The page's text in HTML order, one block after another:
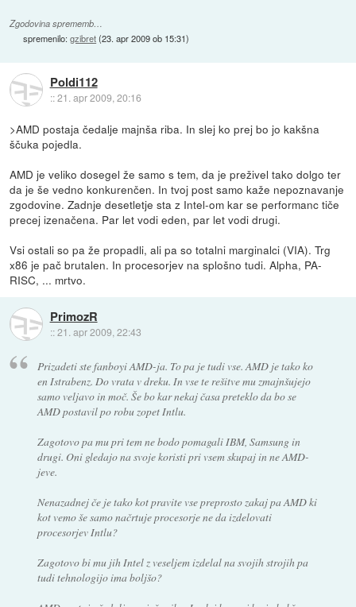
Zgodovina sprememb…
spremenilo:gzibret(23. apr 2009 ob 15:31)
Poldi112
::21. apr 2009, 20:16
>AMD postaja čedalje majnša riba. In slej ko prej bo jo kakšna
ščuka pojedla.
AMD je veliko dosegel že samo s tem, da je preživel tako dolgo ter
da je še vedno konkurenčen. In tvoj post samo kaže nepoznavanje
zgodovine. Zadnje desetletje sta z Intel-om kar se performanc tiče
precej izenačena. Par let vodi eden, par let vodi drugi.
Vsi ostali so pa že propadli, ali pa so totalni marginalci (VIA). Trg
x86 je pač brutalen. In procesorjev na splošno tudi. Alpha, PA-
RISC, ... mrtvo.
PrimozR
::21. apr 2009, 22:43
Prizadeti ste fanboyi AMD-ja. To pa je tudi vse. AMD je tako ko
en Istrabenz. Do vrata v dreku. In vse te rešitve mu zmajnšujejo
samo veljavo in moč. Še bo kar nekaj časa preteklo da bo se
AMD postavil po robu zopet Intlu.
Zagotovo pa mu pri tem ne bodo pomagali IBM, Samsung in
drugi. Oni gledajo na svoje koristi pri vsem skupaj in ne AMD-
jeve.
Nenazadnej če je tako kot pravite vse preprosto zakaj pa AMD ki
kot vemo še samo načrtuje procesorje ne da izdelovati
procesorjev Intlu?
Zagotovo bi mu jih Intel z veseljem izdelal na svojih strojih pa
tudi tehnologijo ima boljšo?